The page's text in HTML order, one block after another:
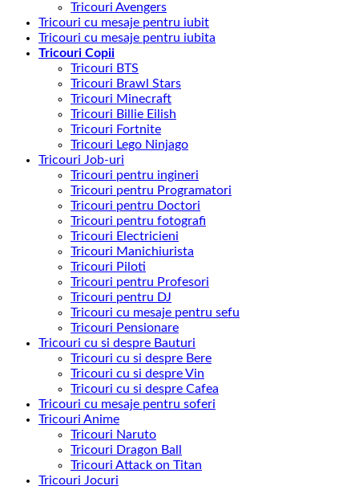
Tricouri Avengers
Tricouri cu mesaje pentru iubit
Tricouri cu mesaje pentru iubita
Tricouri Copii
Tricouri BTS
Tricouri Brawl Stars
Tricouri Minecraft
Tricouri Billie Eilish
Tricouri Fortnite
Tricouri Lego Ninjago
Tricouri Job-uri
Tricouri pentru ingineri
Tricouri pentru Programatori
Tricouri pentru Doctori
Tricouri pentru fotografi
Tricouri Electricieni
Tricouri Manichiurista
Tricouri Piloti
Tricouri pentru Profesori
Tricouri pentru DJ
Tricouri cu mesaje pentru sefu
Tricouri Pensionare
Tricouri cu si despre Bauturi
Tricouri cu si despre Bere
Tricouri cu si despre Vin
Tricouri cu si despre Cafea
Tricouri cu mesaje pentru soferi
Tricouri Anime
Tricouri Naruto
Tricouri Dragon Ball
Tricouri Attack on Titan
Tricouri Jocuri